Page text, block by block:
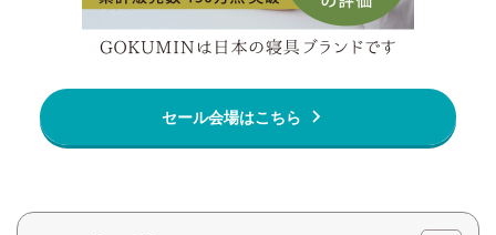
セール会場はこちら